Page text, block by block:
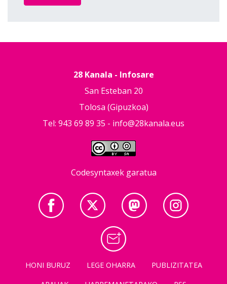
28 Kanala - Infosare
San Esteban 20
Tolosa (Gipuzkoa)
Tel: 943 69 89 35 - info@28kanala.eus
Codesyntaxek garatua
HONI BURUZ LEGE OHARRA
PUBLIZITATEA